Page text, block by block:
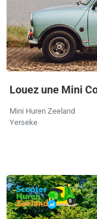
Louez une Mini
Mini Huren Zeeland
Yerseke